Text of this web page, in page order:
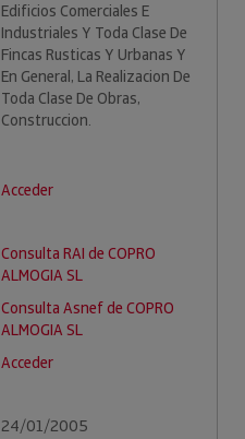
Edificios Comerciales E
Industriales Y Toda Clase De
Fincas Rusticas Y Urbanas Y
En General, La Realizacion De
Toda Clase De Obras,
Construccion.
Acceder
Consulta RAI de COPRO
ALMOGIA SL
Consulta Asnef de COPRO
ALMOGIA SL
Acceder
24/01/2005